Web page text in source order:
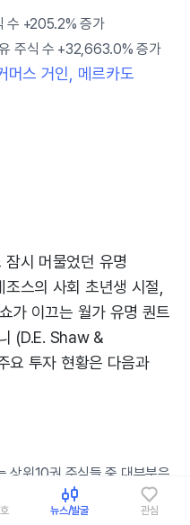
뉴스/발굴 관심
수 +205.2% 증가
주식 수 +32,663.0% 증가
머스 거인, 메르카도
시 머물었던 유명
스의 사회 초년생 시절,
가 이끄는 월가 유명 퀀트
(D.E. Shaw &
투자 현황은 다음과
상위10권 주식들 중 대부분은
표에 기반을 둔 버크셔